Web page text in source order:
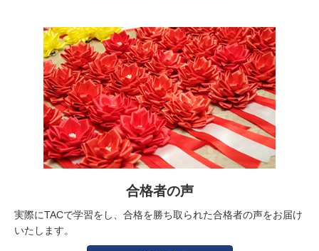
合格者の声
実際にTACで学習をし、合格を勝ち取られた合格者の声をお届け
いたします。